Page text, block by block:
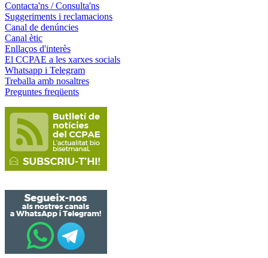
Contacta'ns / Consulta'ns
Suggeriments i reclamacions
Canal de denúncies
Canal ètic
Enllaços d'interès
El CCPAE a les xarxes socials
Whatsapp i Telegram
Treballa amb nosaltres
Preguntes freqüents